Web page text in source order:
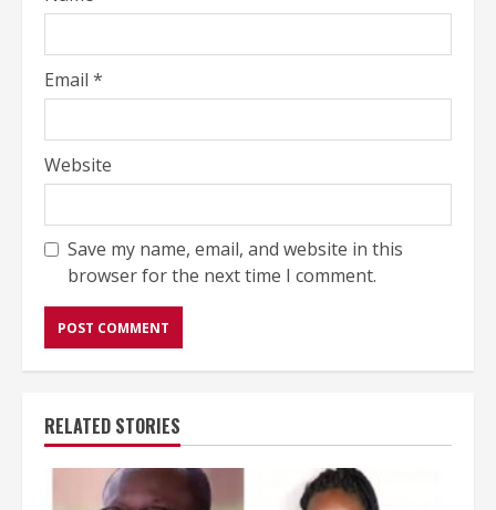
Email *
Website
Save my name, email, and website in this
browser for the next time I comment.
RELATED STORIES